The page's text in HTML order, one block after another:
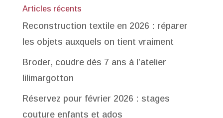
Articles récents
Reconstruction textile en 2026 : réparer
les objets auxquels on tient vraiment
Broder, coudre dès 7 ans à l’atelier
lilimargotton
Réservez pour février 2026 : stages
couture enfants et ados